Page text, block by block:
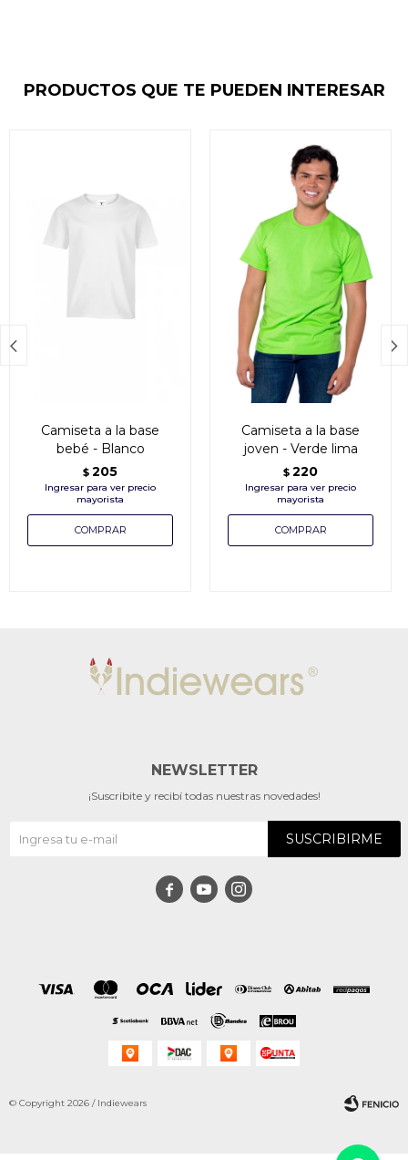
PRODUCTOS QUE TE PUEDEN INTERESAR
Camiseta a la base
bebé - Blanco
$ 205
Camiseta a la base
joven - Verde lima
$ 220
 
NEWSLETTER
¡Suscribite y recibí todas nuestras novedades!
SUSCRIBIRME
  
© Copyright 2026 / Indiewears